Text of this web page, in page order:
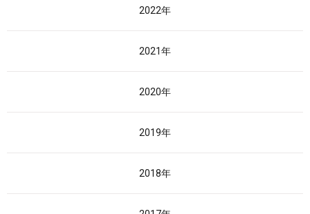
2022年
2021年
2020年
2019年
2018年